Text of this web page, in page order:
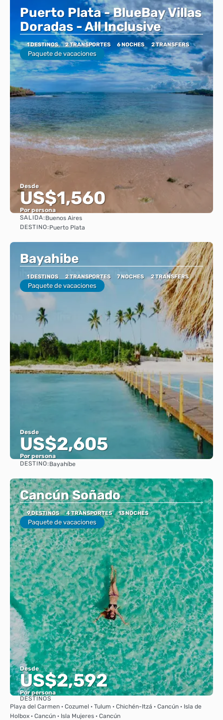
Puerto Plata - BlueBay Villas
Doradas - All Inclusive
1 DESTINOS 2 TRANSPORTES 6 NOCHES 2 TRANSFERS
Paquete de vacaciones
Desde
US$1,560
Por persona
SALIDA:Buenos Aires
DESTINO:Puerto Plata
Bayahibe
1 DESTINOS 2 TRANSPORTES 7 NOCHES 2 TRANSFERS
Paquete de vacaciones
Desde
US$2,605
Por persona
DESTINO:Bayahíbe
Cancún Soñado
9 DESTINOS 4 TRANSPORTES 13 NOCHES
Paquete de vacaciones
Desde
US$2,592
Por persona
Ver
DESTINOS
Playa del Carmen · Cozumel · Tulum · Chichén-Itzá · Cancún · Isla de
Holbox · Cancún · Isla Mujeres · Cancún